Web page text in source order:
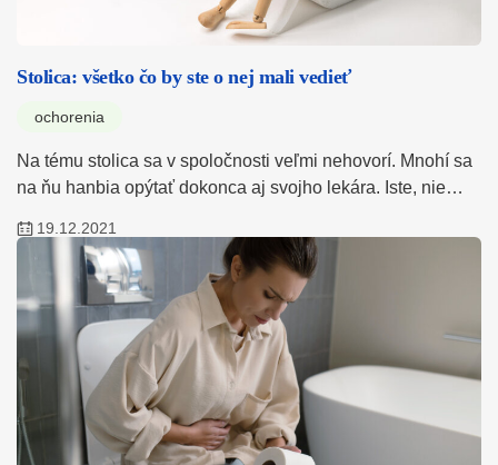
Stolica: všetko čo by ste o nej mali vedieť
ochorenia
Na tému stolica sa v spoločnosti veľmi nehovorí. Mnohí sa
na ňu hanbia opýtať dokonca aj svojho lekára. Iste, nie…
19.12.2021